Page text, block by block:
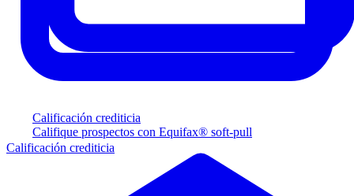
Calificación crediticia
Califique prospectos con Equifax® soft-pull
Calificación crediticia